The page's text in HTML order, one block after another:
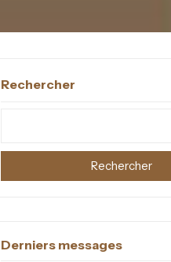
Rechercher
Rechercher
Derniers messages